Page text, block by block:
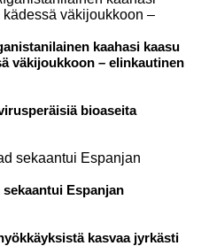
kaahasi kaasu
väkijoukkoon – elinkautinen
bioaseita
Espanjan
kasvaa jyrkästi